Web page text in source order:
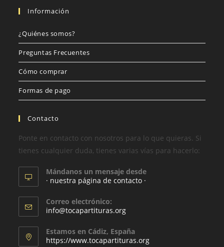
Información
¿Quiénes somos?
Preguntas Frecuentes
Cómo comprar
Formas de pago
Contacto
Ponte en contacto con nosotros para lo que quieras. Si
tienes cualquier duda, tienes varias vías para hacerlo:
Mándanos un mensaje desde
· nuestra página de contacto ·
Correo electrónico:
info@tocapartituras.org
Estamos en Cádiz, España
https://www.tocapartituras.org